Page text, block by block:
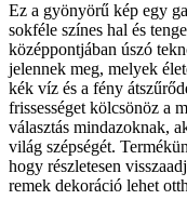
Ez a gyönyörű kép egy
sokféle színes hal és
középpontjában úszó
jelennek meg, melyek
kék víz és a fény
frissességet kölcsönöz a
választás mindazoknak,
világ szépségét.
hogy részletesen
remek dekoráció lehet